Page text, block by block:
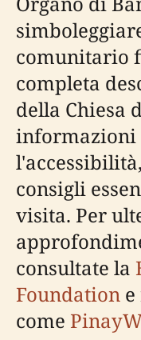
comunitario
completa
della Chiesa
informazioni
consigli
visita. Per
consultate la
Foundation
come